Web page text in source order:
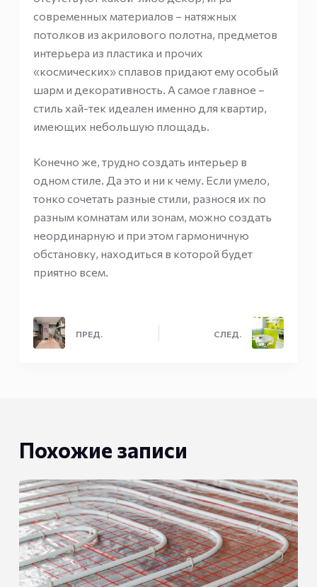
современных материалов – натяжных
потолков из акрилового полотна, предметов
интерьера из пластика и прочих
«космических» сплавов придают ему особый
шарм и декоративность. А самое главное –
стиль хай-тек идеален именно для квартир,
имеющих небольшую площадь.
Конечно же, трудно создать интерьер в
одном стиле. Да это и ни к чему. Если умело,
тонко сочетать разные стили, разнося их по
разным комнатам или зонам, можно создать
неординарную и при этом гармоничную
обстановку, находиться в которой будет
приятно всем.
ПРЕД. СЛЕД.
Похожие записи